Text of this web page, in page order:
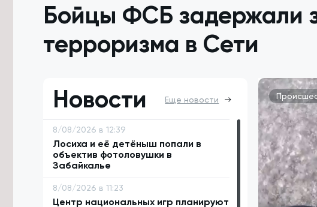
Бойцы ФСБ задержали
терроризма в Сети
Новости
Еще новости
8/08/2026 в 12:39
Лосиха и её детёныш попали в
объектив фотоловушки в
Забайкалье
8/08/2026 в 11:23
Центр национальных игр планируют